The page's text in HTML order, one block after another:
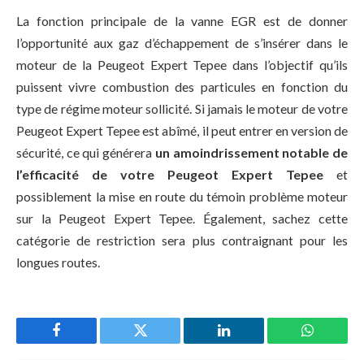
La fonction principale de la vanne EGR est de donner
l’opportunité aux gaz d’échappement de s’insérer dans le
moteur de la Peugeot Expert Tepee dans l’objectif qu’ils
puissent vivre combustion des particules en fonction du
type de régime moteur sollicité. Si jamais le moteur de votre
Peugeot Expert Tepee est abîmé, il peut entrer en version de
sécurité, ce qui générera un amoindrissement notable de
l’efficacité de votre Peugeot Expert Tepee et
possiblement la mise en route du témoin problème moteur
sur la Peugeot Expert Tepee. Également, sachez cette
catégorie de restriction sera plus contraignant pour les
longues routes.
Facebook Twitter LinkedIn